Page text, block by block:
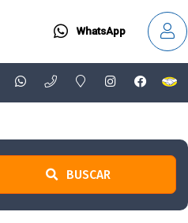
WhatsApp
BUSCAR